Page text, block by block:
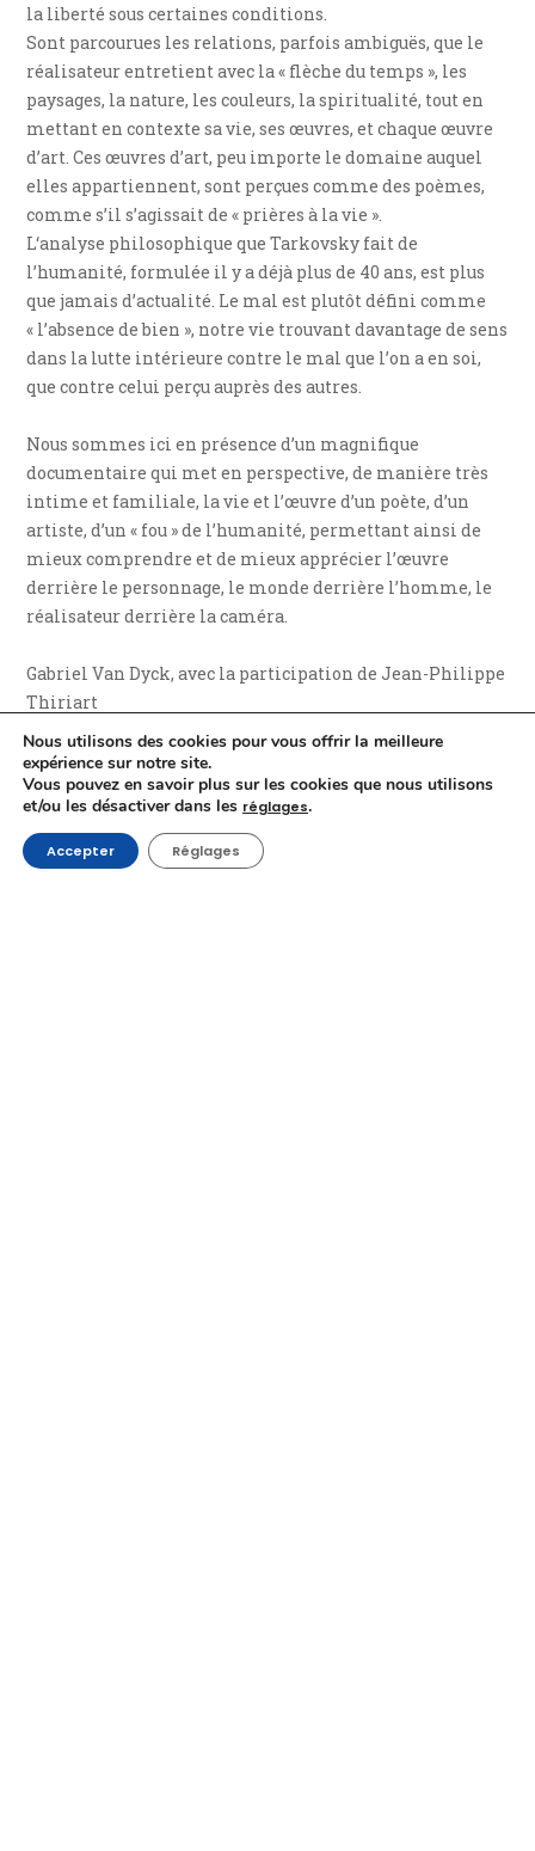
la liberté sous certaines conditions.
Sont parcourues les relations, parfois ambiguës, que le
réalisateur entretient avec la « flèche du temps », les
paysages, la nature, les couleurs, la spiritualité, tout en
mettant en contexte sa vie, ses œuvres, et chaque œuvre
d’art. Ces œuvres d’art, peu importe le domaine auquel
elles appartiennent, sont perçues comme des poèmes,
comme s’il s’agissait de « prières à la vie ».
L‘analyse philosophique que Tarkovsky fait de
l’humanité, formulée il y a déjà plus de 40 ans, est plus
que jamais d’actualité. Le mal est plutôt défini comme
« l’absence de bien », notre vie trouvant davantage de sens
dans la lutte intérieure contre le mal que l’on a en soi,
que contre celui perçu auprès des autres.
Nous sommes ici en présence d’un magnifique
documentaire qui met en perspective, de manière très
intime et familiale, la vie et l’œuvre d’un poète, d’un
artiste, d’un « fou » de l’humanité, permettant ainsi de
mieux comprendre et de mieux apprécier l’œuvre
derrière le personnage, le monde derrière l’homme, le
réalisateur derrière la caméra.
Gabriel Van Dyck, avec la participation de Jean-Philippe
Thiriart
Nos cotes :
☆ Stérile
★ Optionnel
★★ Convaincant
★★★ Remarquable
Nous utilisons des cookies pour vous offrir la meilleure
expérience sur notre site.
Vous pouvez en savoir plus sur les cookies que nous utilisons
et/ou les désactiver dans les réglages.
Accepter Réglages